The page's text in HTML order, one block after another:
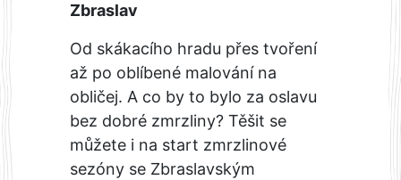
Zbraslav
Od skákacího hradu přes tvoření
až po oblíbené malování na
obličej. A co by to bylo za oslavu
bez dobré zmrzliny? Těšit se
můžete i na start zmrzlinové
sezóny se Zbraslavským